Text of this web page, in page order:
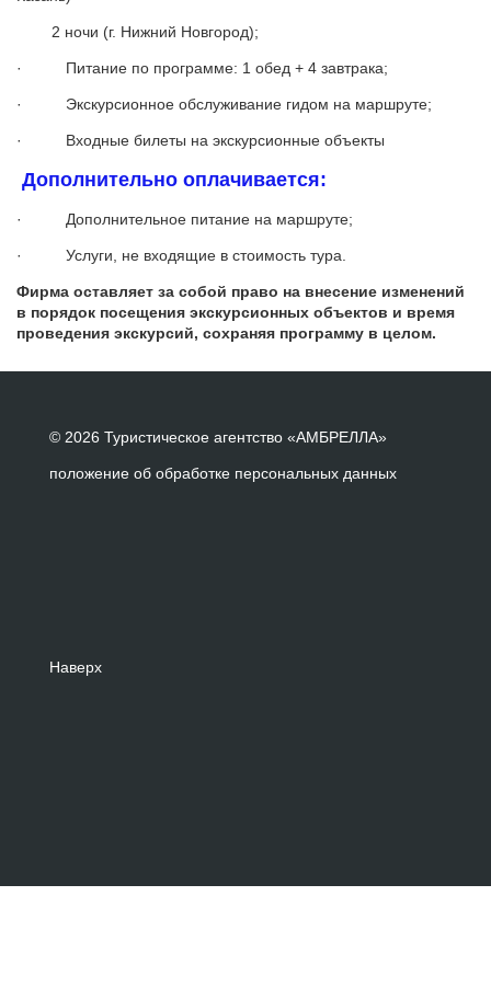
2 ночи (г. Нижний Новгород);
· Питание по программе: 1 обед + 4 завтрака;
· Экскурсионное обслуживание гидом на маршруте;
· Входные билеты на экскурсионные объекты
Дополнительно оплачивается:
· Дополнительное питание на маршруте;
· Услуги, не входящие в стоимость тура.
Фирма оставляет за собой право на внесение изменений
в порядок посещения экскурсионных объектов и время
проведения экскурсий, сохраняя программу в целом.
© 2026 Туристическое агентство «АМБРЕЛЛА»
положение об обработке персональных данных
Наверх